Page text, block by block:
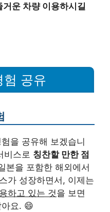
거운 차량 이용하시길
험 공유
을 공유해 보겠습니
비스로 칭찬할 만한 점
본을 포함한 해외에서
가 성장하면서, 이제는
하고 있는 것을 보면
요. 😄